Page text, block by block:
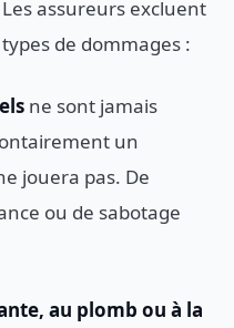
assureurs excluent
de dommages :
ne sont jamais
un
jouera pas. De
ou de sabotage
au plomb ou à la